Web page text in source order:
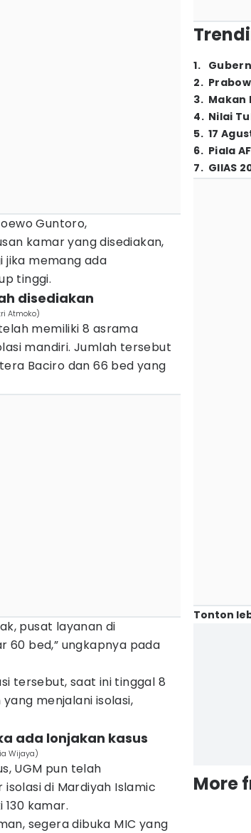
Guntoro,
kamar yang disediakan,
jika memang ada
tinggi.
disediakan
Atmoko)
memiliki 8 asrama
mandiri. Jumlah tersebut
Baciro dan 66 bed yang
pusat layanan di
60 bed,” ungkapnya pada
tersebut, saat ini tinggal 8
menjalani isolasi,
ada lonjakan kasus
Wijaya)
UGM pun telah
di Mardiyah Islamic
kamar.
segera dibuka MIC yang
1.
2.
3. Makan
4. Nilai
5. 17
6. Piala
7. GIIAS
Tonton
More